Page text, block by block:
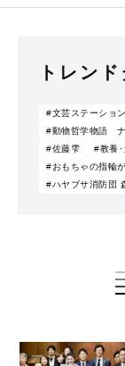
トレン
#文芸ステーション
#動物哲学物語
#佐藤雫
#教養･
#おもちゃの指輪
#ハヤブサ消防団